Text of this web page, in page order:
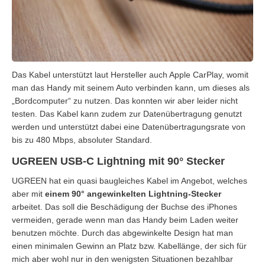
Das Kabel unterstützt laut Hersteller auch Apple CarPlay, womit
man das Handy mit seinem Auto verbinden kann, um dieses als
„Bordcomputer“ zu nutzen. Das konnten wir aber leider nicht
testen. Das Kabel kann zudem zur Datenübertragung genutzt
werden und unterstützt dabei eine Datenübertragungsrate von
bis zu 480 Mbps, absoluter Standard.
UGREEN USB-C Lightning mit 90° Stecker
UGREEN hat ein quasi baugleiches Kabel im Angebot, welches
aber mit einem 90° angewinkelten Lightning-Stecker
arbeitet. Das soll die Beschädigung der Buchse des iPhones
vermeiden, gerade wenn man das Handy beim Laden weiter
benutzen möchte. Durch das abgewinkelte Design hat man
einen minimalen Gewinn an Platz bzw. Kabellänge, der sich für
mich aber wohl nur in den wenigsten Situationen bezahlbar